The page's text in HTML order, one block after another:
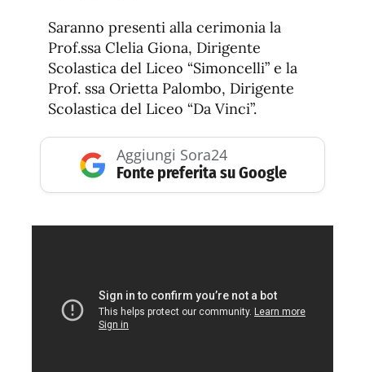
Saranno presenti alla cerimonia la
Prof.ssa Clelia Giona, Dirigente
Scolastica del Liceo “Simoncelli” e la
Prof. ssa Orietta Palombo, Dirigente
Scolastica del Liceo “Da Vinci”.
Aggiungi Sora24
Fonte preferita su Google